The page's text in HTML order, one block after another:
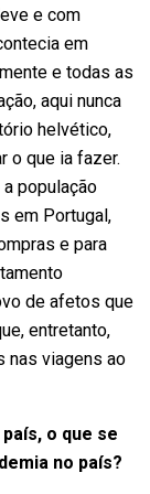
e com
em
e todas as
aqui nunca
helvético,
o que ia fazer.
população
em Portugal,
e para
de afetos que
entretanto,
viagens ao
o que se
no país?